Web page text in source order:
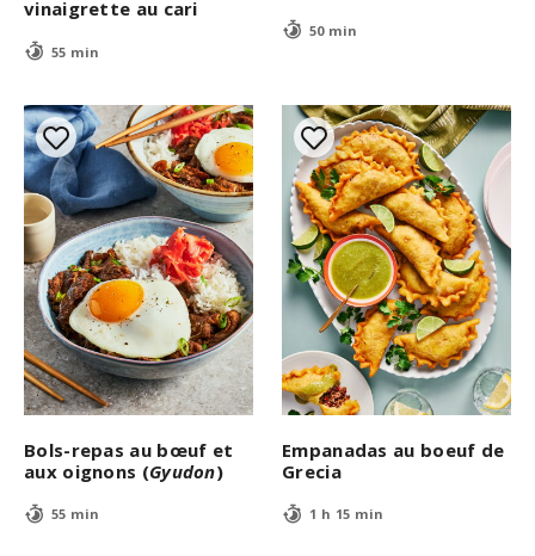
vinaigrette au cari
55 min
50 min
Bols-repas au bœuf et
aux oignons (Gyudon)
55 min
Empanadas au boeuf de
Grecia
1 h 15 min